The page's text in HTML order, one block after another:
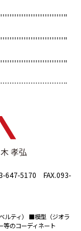
647-5170 FAX.093-
ティ） ■模型（ジオラ
のコーディネート